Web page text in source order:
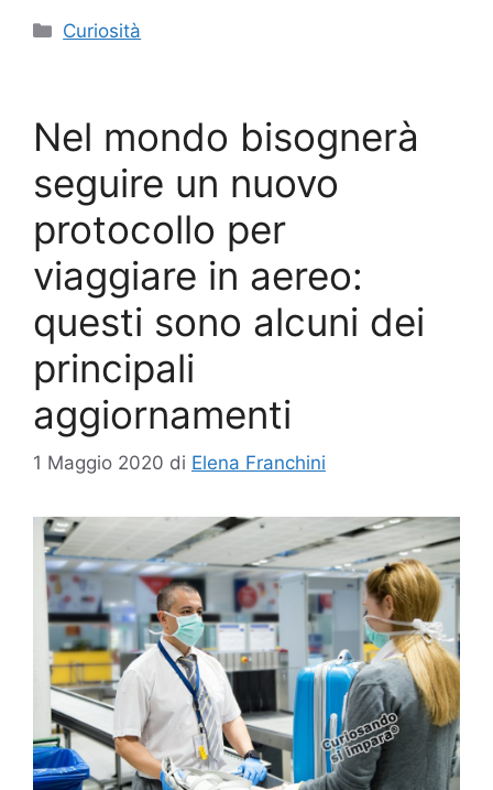
Categorie
Curiosità
Nel mondo bisognerà
seguire un nuovo
protocollo per
viaggiare in aereo:
questi sono alcuni dei
principali
aggiornamenti
1 Maggio 2020 di Elena Franchini